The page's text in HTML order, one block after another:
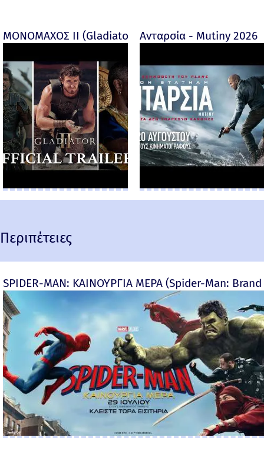
ΜΟΝΟΜΑΧΟΣ ΙΙ (Gladiator II) -Ανταρσία - Mutiny 2026
Περιπέτειες
SPIDER-MAN: ΚΑΙΝΟΥΡΓΙΑ ΜΕΡΑ (Spider-Man: